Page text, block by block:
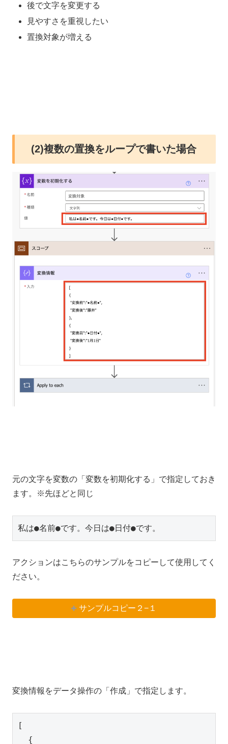
後で文字を変更する
見やすさを重視したい
置換対象が増える
(2)複数の置換をループで書いた場合
元の文字を変数の「変数を初期化する」で指定しておき
ます。※先ほどと同じ
私は●名前●です。今日は●日付●です。
アクションはこちらのサンプルをコピーして使用してく
ださい。
サンプルコピー２−１
変換情報をデータ操作の「作成」で指定します。
[